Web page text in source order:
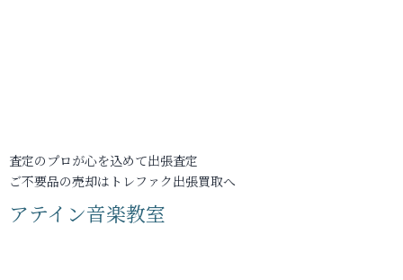
査定のプロが心を込めて出張査定
ご不要品の売却はトレファク出張買取へ
アテイン音楽教室